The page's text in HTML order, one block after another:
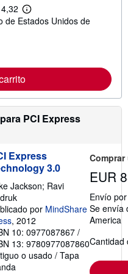
M
á
o
c
i
ó
b
r
l
t
a
r
i
f
a
de Estados Unidos de
PCI Express
Express
3.0
Jackson; Ravi
por MindShare
, 2012
10: 0977087867 /
13: 9780977087860
o usado / Tapa
EUR
Envío
Se envía
America
Cantidad